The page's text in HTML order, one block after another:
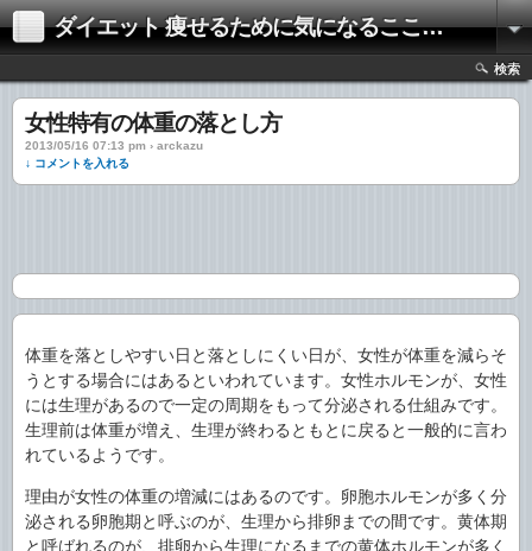
ダイエット 痩せるために気になるここだけの話
検索
女性特有の体重の落とし方
2013/05/16 07:13 pm › arckazu
↓ コメントを入れる
体重を落としやすい日と落としにくい日が、女性が体重を減らそ
うとする場合にはあるといわれています。女性ホルモンが、女性
には生理があるので一定の周期をもって分泌される仕組みです。
生理前は体重が増え、 生理が終わるともとに戻ると一般的に言わ
れているようです。
理由が女性の体重の増減にはあるのです。卵胞ホルモンが多く分
泌される卵胞期と呼ぶのが、生理から排卵までの間です。黄体期
と呼ばれるのが、排卵から生理になるまでの黄体ホルモンが多く